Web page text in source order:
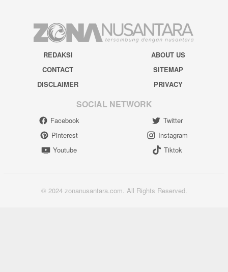
REDAKSI
ABOUT US
CONTACT
SITEMAP
DISCLAIMER
PRIVACY
SOCIAL NETWORK
Facebook
Twitter
Pinterest
Instagram
Youtube
Tiktok
© 2024 zonanusantara.com. All Rights Reserved.